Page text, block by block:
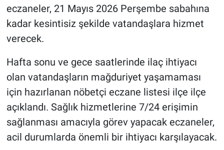
eczaneler, 21 Mayıs 2026 Perşembe sabahına
kadar kesintisiz şekilde vatandaşlara hizmet
verecek.
Hafta sonu ve gece saatlerinde ilaç ihtiyacı
olan vatandaşların mağduriyet yaşamaması
için hazırlanan nöbetçi eczane listesi ilçe ilçe
açıklandı. Sağlık hizmetlerine 7/24 erişimin
sağlanması amacıyla görev yapacak eczaneler,
acil durumlarda önemli bir ihtiyacı karşılayacak.